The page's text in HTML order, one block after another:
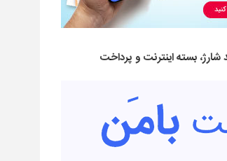
خرید شارژ، بسته اینترنت و پرداخت